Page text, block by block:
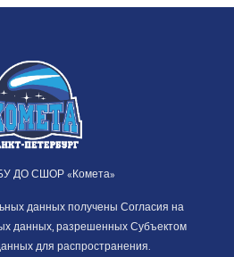
ДО СШОР «Комета»
данных получены Согласия на
данных, разрешенных Субъектом
для распространения.